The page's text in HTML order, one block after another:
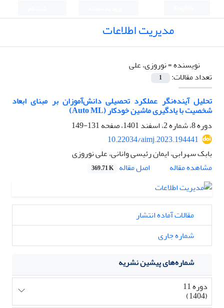
مدیریت اطلاعات
نویسنده =نوروزی، علی
تعداد مقالات:
1
تحلیل آینده‌نگر عملکرد تحصیلی دانش‌آموزان بر مبنای ابعاد
شخصیت با یادگیری ماشین خودکار (Auto ML)
دوره 8، شماره 2، اسفند 1401، صفحه
131-149
10.22034/aimj.2023.194441
بابک سهرابی، ایمان رئیسی وانانی، علی نوروزی
مشاهده مقاله
اصل مقاله 369.71 K
مقالات آماده انتشار
شماره جاری
شماره‌های پیشین نشریه
دوره 11
(1404)